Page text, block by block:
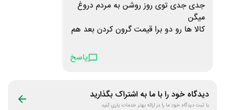
جدی جدی توی روز روشن به مردم دروغ
میگن
کالا ها رو دو برا قیمت گرون کردن بعد هم
پاسخ
دیدگاه خود را با ما به اشتراک بگذارید
با ثبت دیدگاه خود ما را در ارائه بهتر خدمات یاری کنید